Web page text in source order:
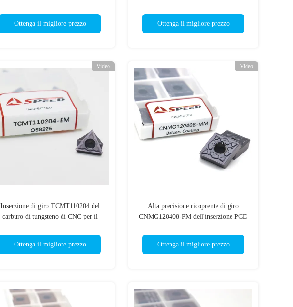
Ottenga il migliore prezzo Ottenga il migliore prezzo
Video
Inserzione di giro TCMT110204 del
carburo di tungsteno di CNC per il
Ottenga il migliore prezzo
Video
Alta precisione ricoprente di giro
CNMG120408-PM dell'inserzione PCD
Ottenga il migliore prezzo